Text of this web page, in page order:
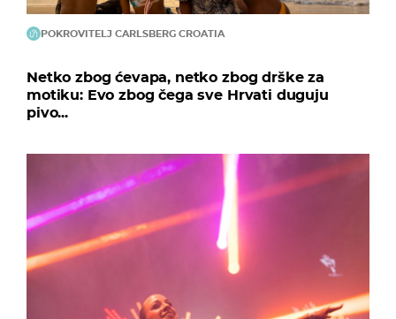
POKROVITELJ CARLSBERG CROATIA
Netko zbog ćevapa, netko zbog drške za
motiku: Evo zbog čega sve Hrvati duguju
pivo...